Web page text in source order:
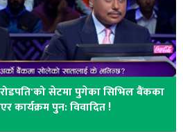
सेटमा पुगेका सिभिल बैंकका
कार्यक्रम पुन: विवादित !